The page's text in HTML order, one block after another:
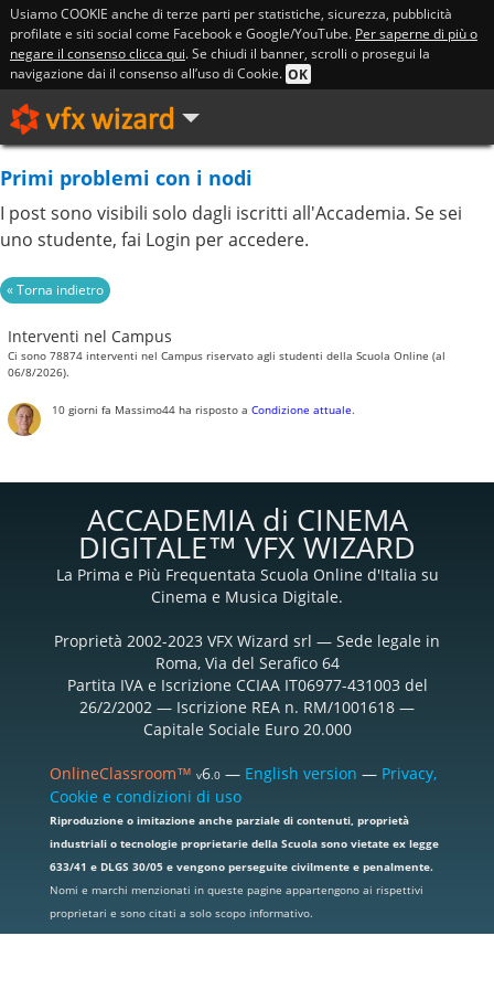
Usiamo COOKIE anche di terze parti per statistiche, sicurezza, pubblicità
profilate e siti social come Facebook e Google/YouTube. Per saperne di più o
negare il consenso clicca qui. Se chiudi il banner, scrolli o prosegui la
navigazione dai il consenso all’uso di Cookie. OK
Primi problemi con i nodi
I post sono visibili solo dagli iscritti all'Accademia. Se sei
uno studente, fai Login per accedere.
Interventi nel Campus
Ci sono 78874 interventi nel Campus riservato agli studenti della Scuola Online (al
06/8/2026).
10 giorni fa Massimo44ha risposto a Condizione attuale.
ACCADEMIA di CINEMA
DIGITALE™ VFX WIZARD
La Prima e Più Frequentata Scuola Online d'Italia su
Cinema e Musica Digitale.
Proprietà 2002-2023 VFX Wizard srl — Sede legale in
Roma, Via del Serafico 64
Partita IVA e Iscrizione CCIAA IT06977-431003 del
26/2/2002 — Iscrizione REA n. RM/1001618 —
Capitale Sociale Euro 20.000
OnlineClassroom™ v6.0— English version — Privacy,
Cookie e condizioni di uso
Riproduzione o imitazione anche parziale di contenuti, proprietà
industriali o tecnologie proprietarie della Scuola sono vietate ex legge
633/41 e DLGS 30/05 e vengono perseguite civilmente e penalmente.
Nomi e marchi menzionati in queste pagine appartengono ai rispettivi
proprietari e sono citati a solo scopo informativo.